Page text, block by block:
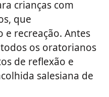
crianças com
que
recreação. Antes
os oratorianos
de reflexão e
salesiana de